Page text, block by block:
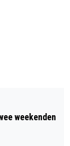
IN
weekenden